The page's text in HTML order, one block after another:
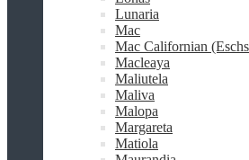
Lunaria
Mac
Mac Californian
Macleaya
Maliutela
Maliva
Malopa
Margareta
Matiola